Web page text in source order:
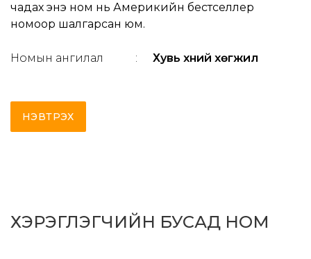
чадах энэ ном нь Америкийн бестселлер
номоор шалгарсан юм.
Номын ангилал : Хувь хүний хөгжил
НЭВТРЭХ
ХЭРЭГЛЭГЧИЙН БУСАД НОМ